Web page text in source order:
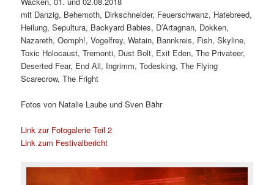
mit Danzig, Behemoth, Dirkschneider, Feuerschwanz, Hatebreed,
Heilung, Sepultura, Backyard Babies, D’Artagnan, Dokken,
Nazareth, Oomph!, Vogelfrey, Watain, Bannkreis, Fish, Skyline,
Toxic Holocaust, Tremonti, Dust Bolt, Exit Eden, The Privateer,
Deserted Fear, End All, Ingrimm, Todesking, The Flying
Scarecrow, The Fright
Fotos von Natalie Laube und Sven Bähr
Link zur Fotogalerie Teil 2
Link zum Festivalbericht